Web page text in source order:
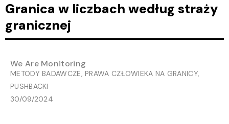
Granica w liczbach według straży
granicznej
We Are Monitoring
METODY BADAWCZE,PRAWA CZŁOWIEKA NA GRANICY,
PUSHBACKI
30/09/2024